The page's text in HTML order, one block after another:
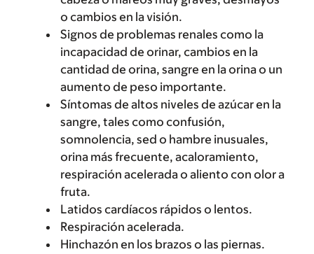
o cambios en la visión.
Signos de problemas renales como la
incapacidad de orinar, cambios en la
cantidad de orina, sangre en la orina o un
aumento de peso importante.
Síntomas de altos niveles de azúcar en la
sangre, tales como confusión,
somnolencia, sed o hambre inusuales,
orina más frecuente, acaloramiento,
respiración acelerada o aliento con olor a
fruta.
Latidos cardíacos rápidos o lentos.
Respiración acelerada.
Hinchazón en los brazos o las piernas.